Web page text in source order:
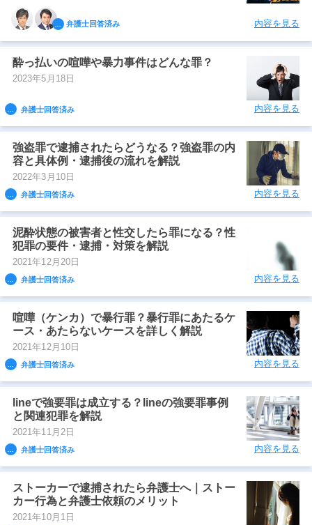
弁護士回答済み 内容を見る
酔っ払いの喧嘩や暴力事件はどんな罪？
2023年5月18日
弁護士回答済み 内容を見る
強盗罪で逮捕されたらどうなる？強盗罪の内
容と具体例・逮捕後の流れを解説
2022年3月10日
弁護士回答済み 内容を見る
泥酔状態の被害者と性交したら罪になる？性
犯罪の要件・逮捕・対策を解説
2021年12月20日
弁護士回答済み 内容を見る
喧嘩（ケンカ）で暴行罪？暴行罪にあたるケ
ース・あたらないケースを詳しく解説
2021年12月10日
弁護士回答済み 内容を見る
lineで強要罪は成立する？lineの強要罪事例
と関連犯罪を解説
2021年11月2日
弁護士回答済み 内容を見る
ストーカーで逮捕されたら弁護士へ｜ストー
カー行為と弁護士依頼のメリット
2021年10月1日